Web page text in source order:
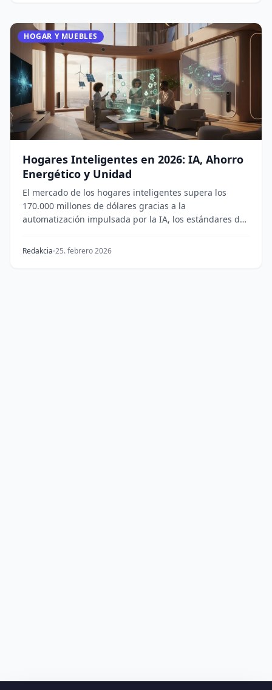
HOGAR Y MUEBLES
Hogares Inteligentes en 2026: IA, Ahorro
Energético y Unidad
El mercado de los hogares inteligentes supera los
170.000 millones de dólares gracias a la
automatización impulsada por la IA, los estándares de
Redakcia 25. febrero 2026